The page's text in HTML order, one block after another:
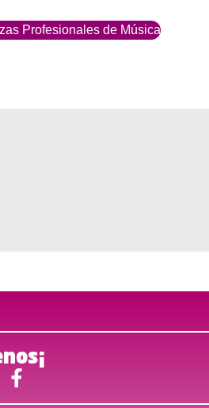
Profesionales de Música